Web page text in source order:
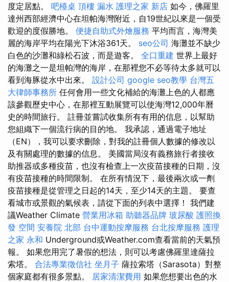
度定居點。 吧檯桌 頂樓 漏水 護理之家 新店 如今，佛羅里
達州西部經濟中心在坦帕海灣附近，自19世紀以來是一個受
歡迎的度假勝地。 便捷自助式外燴服務 平均而言，海灣美
麗的海岸平均在陽光下沐浴361天。 seo公司 海灘並不缺少
白色的沙灘和綠松石波，而是遊客。 全口重建 世界上最好
的海灘之一是坦帕灣的海岸，在那裡您不必等待太多就可以
看到海豚從水中出來。 設計公司 google seo教學 台灣五
大律師事務所 任何會用一些文化補給的海灘上色的人都應
該參觀歷史中心，在那裡互動展覽可以使海灣12,000年曆
史的時間旅行。 註冊並嘗試收集所有有用的信息，以幫助
您組織下一個流行病的目的地。 我承認，通過電子地址
（EN），我可以要求刪除，對我的註冊個人數據的修改以
及有關處理的數據的信息。 美國當局沒有義務旅行者接收
助推器或多種疫苗，也沒有檢查上一次疫苗接種的日期，沒
有疫苗接種的時間限制。 在所有情況下，最後兩次或一劑
疫苗接種是從管理之日起的14天，至少14天的主題。 要查
看城市或景觀的氣候表，請從下面的列表中選擇！ 我們建
議Weather Climate 營業用冰箱 助聽器品牌 玻尿酸 護照換
發 空間 安養院 北部 台中運動按摩服務 台北按摩服務 護理
之家 永和 Underground或Weather.com查看當前的天氣預
報。 如果您用完了暑假的想法，則可以考慮佛羅里達薩拉
索塔。 合法專業徵信社 坐月子 薩拉索塔（Sarasota）對整
個家庭都有很多景點。 居家清潔費用 如果您想要出色的水